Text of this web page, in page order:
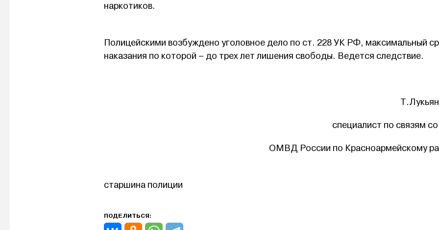
наркотиков.
Полицейскими возбуждено уголовное дело по ст. 228 УК РФ, максимальный
наказания по которой – до трех лет лишения свободы. Ведется следствие.
специалист по связям
ОМВД России по Красноармейскому
старшина полиции
ПОДЕЛИТЬСЯ: